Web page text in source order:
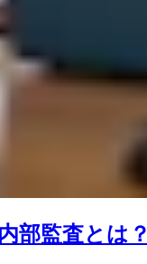
部監査とは？